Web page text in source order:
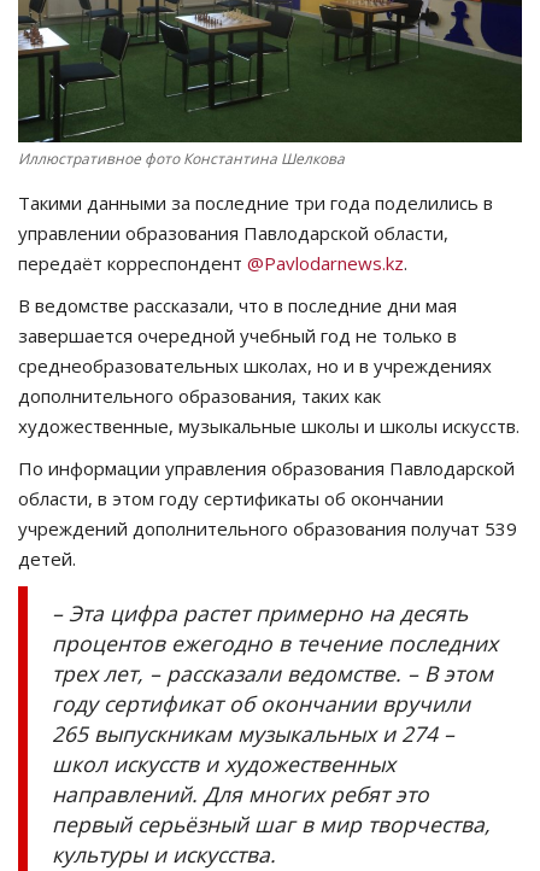
РАЗВЛЕЧЕНИЯ
OFFICIAL
Курултай
Язык
Қазақша Русский
Иллюстративное фото Константина Шелкова
Такими данными за последние три года поделились в
управлении образования Павлодарской области,
передаёт корреспондент @Pavlodarnews.kz.
В ведомстве рассказали, что в последние дни мая
завершается очередной учебный год не только в
среднеобразовательных школах, но и в учреждениях
дополнительного образования, таких как
художественные, музыкальные школы и школы искусств.
По информации управления образования Павлодарской
области, в этом году сертификаты об окончании
учреждений дополнительного образования получат 539
детей.
– Эта цифра растет примерно на десять
процентов ежегодно в течение последних
трех лет, – рассказали ведомстве. – В этом
году сертификат об окончании вручили
265 выпускникам музыкальных и 274 –
школ искусств и художественных
направлений. Для многих ребят это
первый серьёзный шаг в мир творчества,
культуры и искусства.